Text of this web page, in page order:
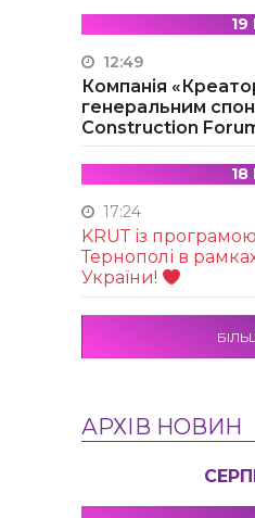
19
12:49
Компанія
генеральним
Construction
18
17:24
KRUТ із
Тернополі в
України!
АРХІВ НОВИН